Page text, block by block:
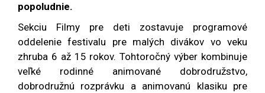
popoludnie.
Sekciu Filmy pre deti zostavuje programové
oddelenie festivalu pre malých divákov vo veku
zhruba 6 až 15 rokov. Tohtoročný výber kombinuje
veľké rodinné animované dobrodružstvo,
dobrodružnú rozprávku a animovanú klasiku pre